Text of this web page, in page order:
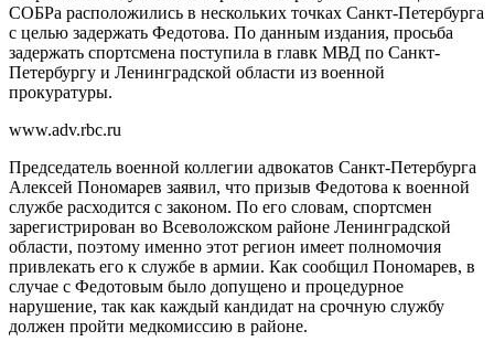
СОБРа расположились в нескольких точках Санкт-Петербурга
с целью задержать Федотова. По данным издания, просьба
задержать спортсмена поступила в главк МВД по Санкт-
Петербургу и Ленинградской области из военной
прокуратуры.
www.adv.rbc.ru
Председатель военной коллегии адвокатов Санкт-Петербурга
Алексей Пономарев заявил, что призыв Федотова к военной
службе расходится с законом. По его словам, спортсмен
зарегистрирован во Всеволожском районе Ленинградской
области, поэтому именно этот регион имеет полномочия
привлекать его к службе в армии. Как сообщил Пономарев, в
случае с Федотовым было допущено и процедурное
нарушение, так как каждый кандидат на срочную службу
должен пройти медкомиссию в районе.